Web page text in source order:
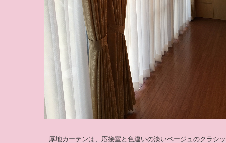
厚地カーテンは、応接室と色違いの淡いベージュのクラシ